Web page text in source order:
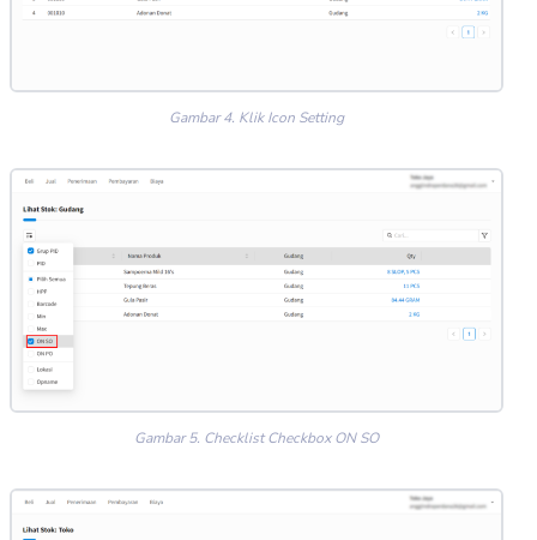
Gambar 4. Klik Icon Setting
Gambar 5. Checklist Checkbox ON SO